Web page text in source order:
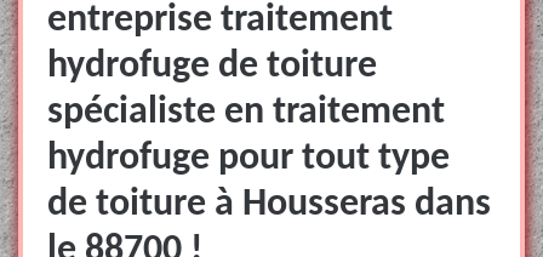
entreprise traitement
hydrofuge de toiture
spécialiste en traitement
hydrofuge pour tout type
de toiture à Housseras dans